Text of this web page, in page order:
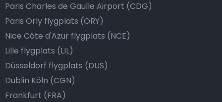
Paris Charles de Gaulle Airport (CDG)
Paris Orly flygplats (ORY)
Nice Côte d'Azur flygplats (NCE)
Lille flygplats (LIL)
Düsseldorf flygplats (DUS)
Dublin Köln (CGN)
Frankfurt (FRA)